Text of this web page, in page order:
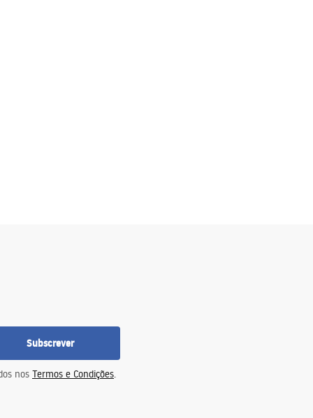
Subscrever
nos Termos e Condições.